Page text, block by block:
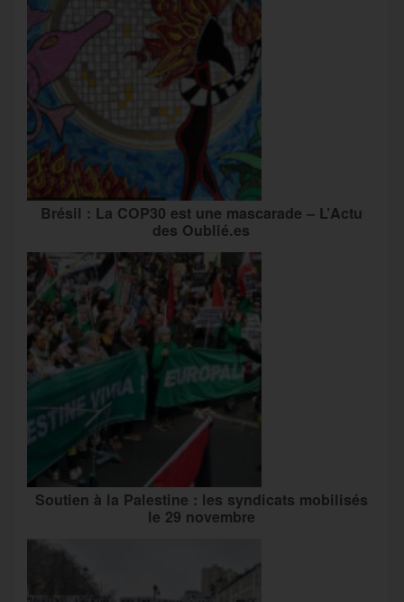
Brésil : La COP30 est une mascarade – L’Actu
des Oublié.es
Soutien à la Palestine : les syndicats mobilisés
le 29 novembre